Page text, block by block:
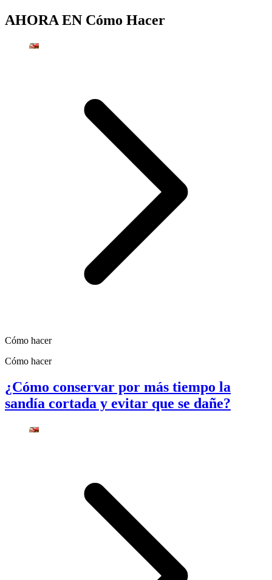
AHORA EN Cómo Hacer
Cómo hacer
Cómo hacer
¿Cómo conservar por más tiempo la
sandía cortada y evitar que se dañe?